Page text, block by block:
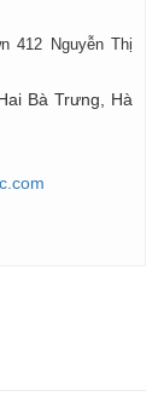
412 Nguyễn Thị
Bà Trưng, Hà